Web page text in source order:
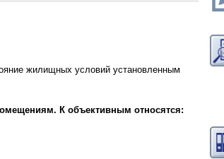
жилищных условий установленным
К объективным относятся: